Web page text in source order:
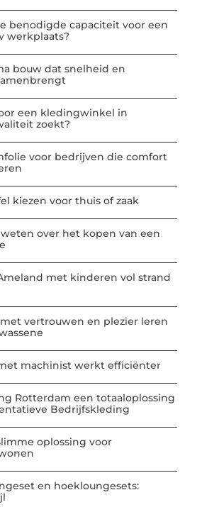
benodigde capaciteit voor een
werkplaats?
bouw dat snelheid en
een kledingwinkel in
zoekt?
voor bedrijven die comfort
kiezen voor thuis of zaak
over het kopen van een
met kinderen vol strand
vertrouwen en plezier leren
machinist werkt efficiënter
Rotterdam een totaaloplossing
Bedrijfskleding
oplossing voor
en hoekloungesets: